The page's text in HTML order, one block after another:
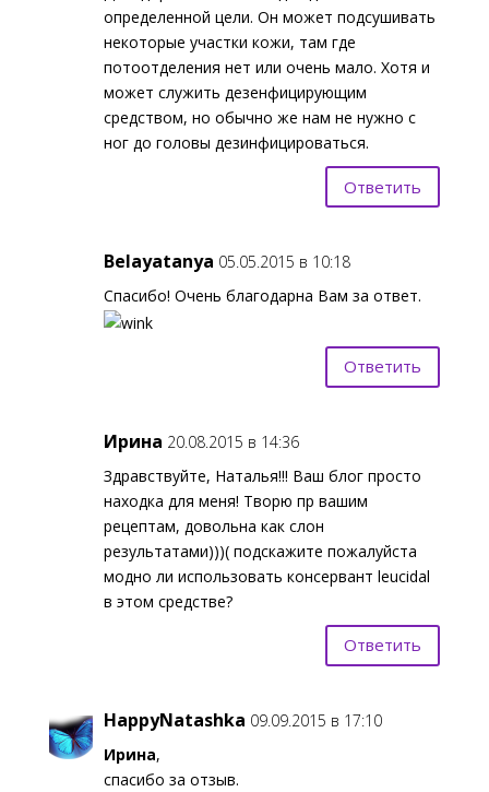
определенной цели. Он может подсушивать
некоторые участки кожи, там где
потоотделения нет или очень мало. Хотя и
может служить дезенфицирующим
средством, но обычно же нам не нужно с
ног до головы дезинфицироваться.
Ответить
Belayatanya 05.05.2015 в 10:18
Спасибо! Очень благодарна Вам за ответ.
Ответить
Ирина 20.08.2015 в 14:36
Здравствуйте, Наталья!!! Ваш блог просто
находка для меня! Творю пр вашим
рецептам, довольна как слон
результатами)))( подскажите пожалуйста
модно ли использовать консервант leucidal
в этом средстве?
Ответить
HappyNatashka 09.09.2015 в 17:10
Ирина,
спасибо за отзыв.